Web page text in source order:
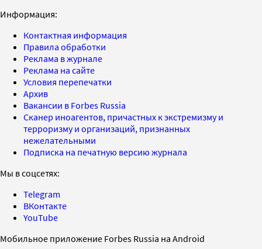
Информация:
Контактная информация
Правила обработки
Реклама в журнале
Реклама на сайте
Условия перепечатки
Архив
Вакансии в Forbes Russia
Сканер иноагентов, причастных к экстремизму и
терроризму и организаций, признанных
нежелательными
Подписка на печатную версию журнала
Мы в соцсетях:
Telegram
ВКонтакте
YouTube
Мобильное приложение Forbes Russia на Android